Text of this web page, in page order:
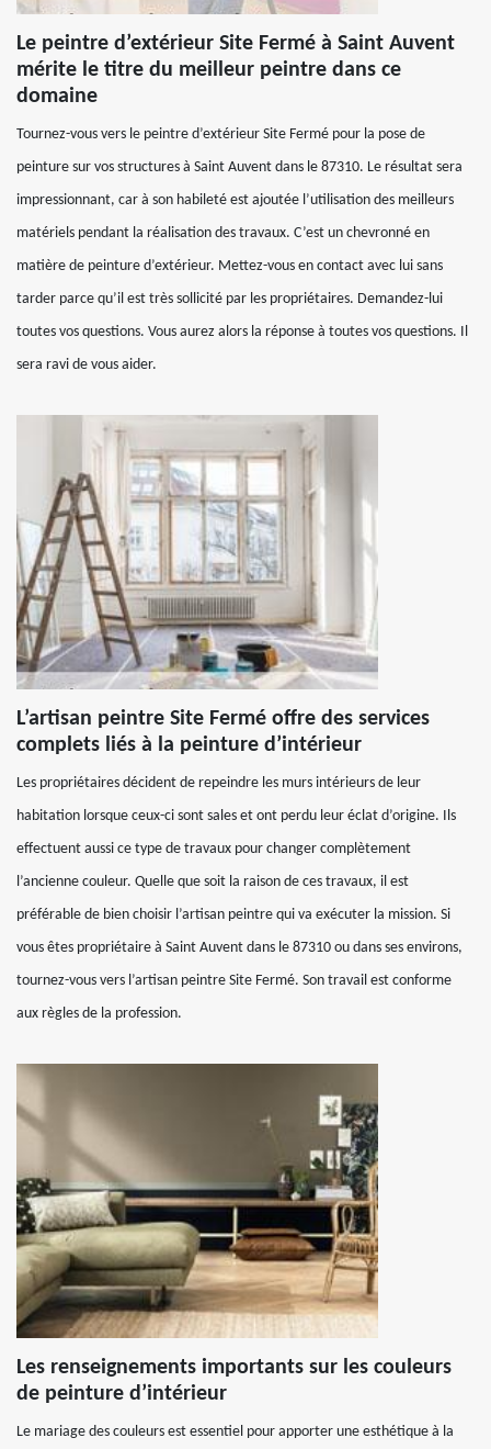
Le peintre d’extérieur Site Fermé à Saint Auvent
mérite le titre du meilleur peintre dans ce
domaine
Tournez-vous vers le peintre d’extérieur Site Fermé pour la pose de
peinture sur vos structures à Saint Auvent dans le 87310. Le résultat sera
impressionnant, car à son habileté est ajoutée l’utilisation des meilleurs
matériels pendant la réalisation des travaux. C’est un chevronné en
matière de peinture d’extérieur. Mettez-vous en contact avec lui sans
tarder parce qu’il est très sollicité par les propriétaires. Demandez-lui
toutes vos questions. Vous aurez alors la réponse à toutes vos questions. Il
sera ravi de vous aider.
L’artisan peintre Site Fermé offre des services
complets liés à la peinture d’intérieur
Les propriétaires décident de repeindre les murs intérieurs de leur
habitation lorsque ceux-ci sont sales et ont perdu leur éclat d’origine. Ils
effectuent aussi ce type de travaux pour changer complètement
l’ancienne couleur. Quelle que soit la raison de ces travaux, il est
préférable de bien choisir l’artisan peintre qui va exécuter la mission. Si
vous êtes propriétaire à Saint Auvent dans le 87310 ou dans ses environs,
tournez-vous vers l’artisan peintre Site Fermé. Son travail est conforme
aux règles de la profession.
Les renseignements importants sur les couleurs
de peinture d’intérieur
Le mariage des couleurs est essentiel pour apporter une esthétique à la